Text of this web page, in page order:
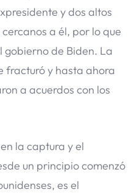
y dos altos
a él, por lo que
gobierno de Biden. La
fracturó y hasta ahora
a acuerdos con los
la captura y el
un principio comenzó
es el